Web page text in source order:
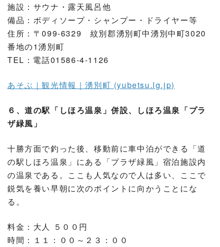
施設：サウナ・露天風呂他
備品：ボディソープ・シャンプー・ドライヤー等
住所：〒099-6329 紋別郡湧別町中湧別中町3020
番地の1湧別町
TEL：電話01586-4-1126
あそぶ｜観光情報｜湧別町 (yubetsu.lg.jp)
６、道の駅「しほろ温泉」併設、しほろ温泉「プラ
ザ緑風」
十勝方面で釣った後、移動前に車中泊ができる「道
の駅しほろ温泉」にある「プラザ緑風」宿泊施設内
の温泉である。ここも人気なので人は多い、ここで
鋭気を養い早朝に次のポイントに向かうことにな
る。
料金：大人 ５００円
時間：１１：００～２３：００